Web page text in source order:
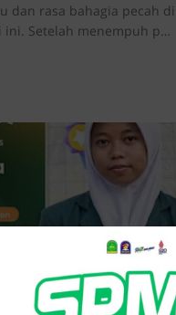
dan rasa bahagia pecah di
Setelah menempuh p…